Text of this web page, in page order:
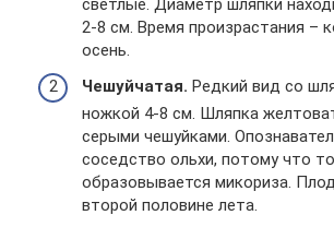
2-8 см. Время произрастания –
осень.
Чешуйчатая. Редкий вид со
ножкой 4-8 см. Шляпка
серыми чешуйками.
соседство ольхи, потому что
образовывается микориза.
второй половине лета.